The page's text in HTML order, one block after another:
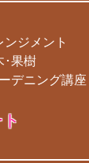
ジメント
･果樹
デニング講座